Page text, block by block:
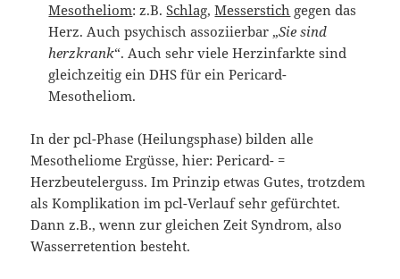
Mesotheliom: z.B.Schlag,Messerstich gegen das
Herz. Auch psychisch assoziierbar „Sie sind
herzkrank“. Auch sehr viele Herzinfarkte sind
gleichzeitig ein DHS für ein Pericard-
Mesotheliom.
In der pcl-Phase (Heilungsphase) bilden alle
Mesotheliome Ergüsse, hier: Pericard- =
Herzbeutelerguss. Im Prinzip etwas Gutes, trotzdem
als Komplikation im pcl-Verlauf sehr gefürchtet.
Dann z.B., wenn zur gleichen Zeit Syndrom, also
Wasserretention besteht.